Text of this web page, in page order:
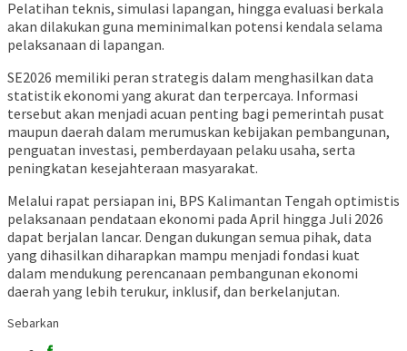
Pelatihan teknis, simulasi lapangan, hingga evaluasi berkala
akan dilakukan guna meminimalkan potensi kendala selama
pelaksanaan di lapangan.
SE2026 memiliki peran strategis dalam menghasilkan data
statistik ekonomi yang akurat dan terpercaya. Informasi
tersebut akan menjadi acuan penting bagi pemerintah pusat
maupun daerah dalam merumuskan kebijakan pembangunan,
penguatan investasi, pemberdayaan pelaku usaha, serta
peningkatan kesejahteraan masyarakat.
Melalui rapat persiapan ini, BPS Kalimantan Tengah optimistis
pelaksanaan pendataan ekonomi pada April hingga Juli 2026
dapat berjalan lancar. Dengan dukungan semua pihak, data
yang dihasilkan diharapkan mampu menjadi fondasi kuat
dalam mendukung perencanaan pembangunan ekonomi
daerah yang lebih terukur, inklusif, dan berkelanjutan.
Sebarkan